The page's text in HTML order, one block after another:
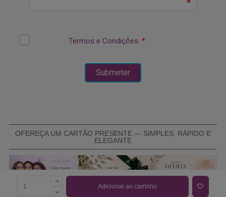
Adicionar ao carrinho
OFEREÇA UM CARTÃO PRESENTE — SIMPLES, RÁPIDO E
ELEGANTE